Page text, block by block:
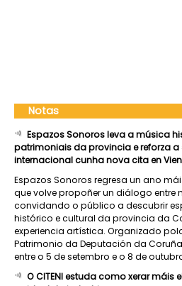
Notas
Espazos Sonoros leva a música
patrimoniais da provincia e reforza
internacional cunha nova cita en
Espazos Sonoros regresa un ano
que volve propoñer un diálogo entre
convidando o público a descubrir
histórico e cultural da provincia da
experiencia artística. Organizado
Patrimonio da Deputación da
entre o 5 de setembro e o 8 de
O CITENI estuda como xerar